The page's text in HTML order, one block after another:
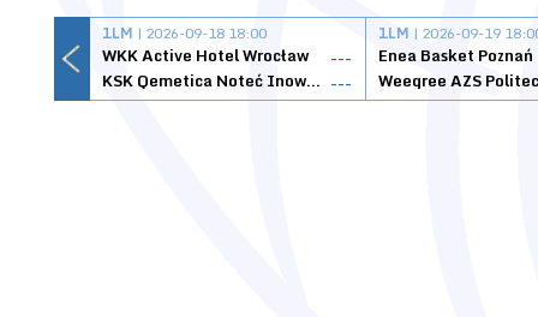
1LM | 2026-09-18 18:00
WKK Active Hotel Wrocław
---
KSK Qemetica Noteć Inowrocław ---
1LM | 2026-09-19
Enea Basket Poznań